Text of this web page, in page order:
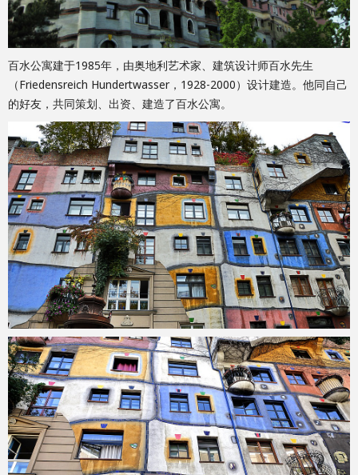
百水公寓建于1985年，由奥地利艺术家、建筑设计师百水先生
（Friedensreich Hundertwasser，1928-2000）设计建造。他同自己
的好友，共同策划、出资、建造了百水公寓。